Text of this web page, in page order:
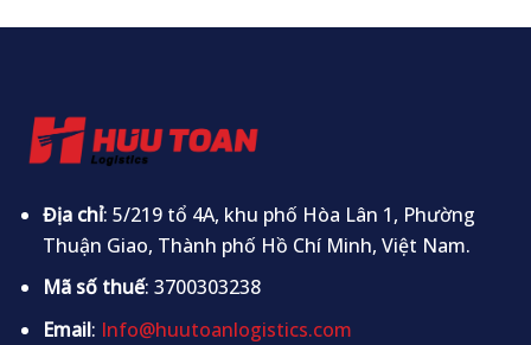
Địa chỉ: 5/219 tổ 4A, khu phố Hòa Lân 1, Phường
Thuận Giao, Thành phố Hồ Chí Minh, Việt Nam.
Mã số thuế: 3700303238
Email: Info@huutoanlogistics.com